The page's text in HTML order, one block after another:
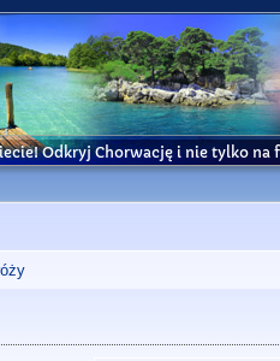
Odkryj Chorwację i nie tylko na